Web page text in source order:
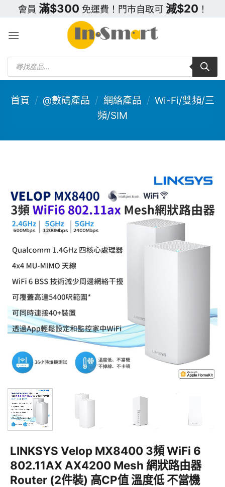
content
會員 滿$300 免運費！門市自取可 減$20 ！
Products
search
首頁 / @數碼產品 / 網絡產品 / Wi-Fi/雙頻/三
頻/SIM
LINKSYS Velop MX8400 3頻 WiFi 6
802.11AX AX4200 Mesh 網狀路由器
Router (2件裝) 高CP值 溫度低 不當機